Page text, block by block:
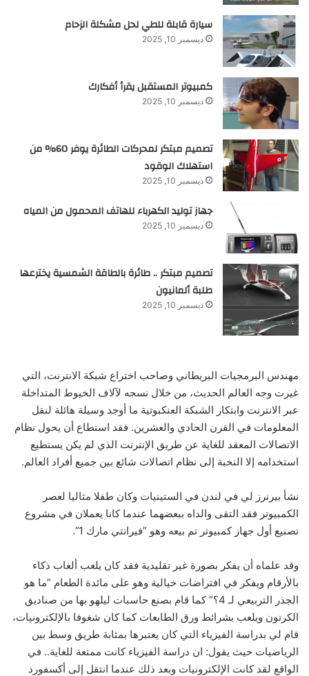
سيارة قابلة للطي لحل مشكلة الزحام
ديسمبر 10, 2025
كمبيوتر المستقبل يقرأ أفكارك
ديسمبر 10, 2025
تصميم مبتكر لمحركات الطائرة يوفر 60% من
استهلاك الوقود
ديسمبر 10, 2025
جهاز توليد الكهرباء للهاتف المحمول من المياه
ديسمبر 10, 2025
تصميم مبتكر .. طائرة بالطاقة الشمسية يخترعها
طلبة ألمانيون
ديسمبر 10, 2025
مهندس البرمجيات البريطاني وصاحب اختراع شبكة الانترنت، التي
غيرت وجه العالم الحديث، من خلال نسجه لآلاف الخيوط المتداخلة
عبر الانترنت وابتكار الشبكة العنكبوتية ما أوجد وسيلة هائلة لنقل
المعلومات في ‏القرن الحادي والعشرين. فقد استطاع أن يحول نظام
الاتصالات المعقد للغاية ‏عن طريق الإنترنت الذي لم يكن يستطيع
استخدامه إلا النخبة إلى نظام اتصالات شائع بين جميع أفراد العالم. ‏
نشأ بيرنرز لي في لندن في الستينيات وكان طفلا مثاليا لعصر
الكمبيوتر فقد التقى والداه ببعضهما عندما كانا ‏يعملان في مشروع
تصنيع أول جهاز كمبيوتر تم بيعه وهو ”فيرانتي مارك 1”.
وقد علماه أن يفكر بصورة غير ‏تقليدية فقد كان يلعب ألعاب ذكاء
بالأرقام ويفكر في افتراضات خيالية وهو على مائدة الطعام ”ما هو
الجذر ‏التربيعي لـ 4؟” كما قام بصنع حاسبات ليلهو بها من صناديق
الكرتون ويلعب بشرائط ورق الطابعات كما كان ‏شغوفا بالإلكترونيات،
قام لي بدراسة الفيزياء التي كان يعتبرها بمثابة طريق وسط بين
الرياضيات حيث يقول: ان ‏دراسة الفيزياء كانت ممتعة للغاية.. في
الواقع لقد كانت الإلكترونيات وبعد ذلك عندما انتقل إلى أكسفورد